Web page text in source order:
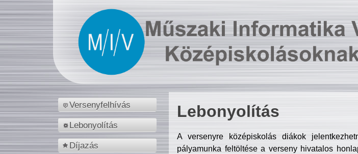
Versenyfelhívás
Lebonyolítás
Díjazás
Lebonyolítás
A versenyre középiskolás diákok
pályamunka feltöltése a verseny hivatalos